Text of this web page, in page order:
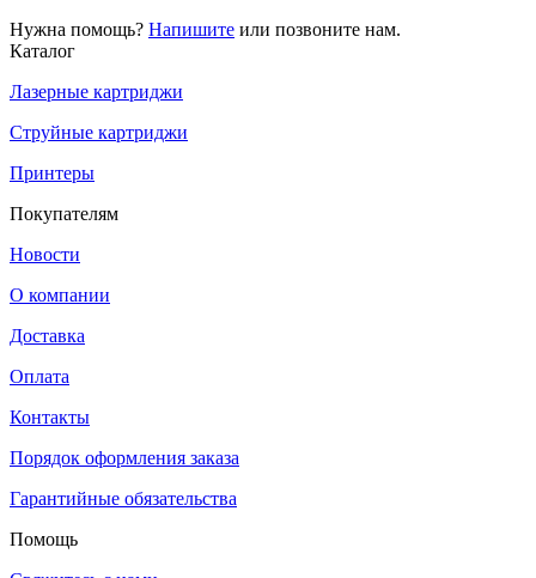
Нужна помощь? Напишите или позвоните нам.
Каталог
Лазерные картриджи
Струйные картриджи
Принтеры
Покупателям
Новости
О компании
Доставка
Оплата
Контакты
Порядок оформления заказа
Гарантийные обязательства
Помощь